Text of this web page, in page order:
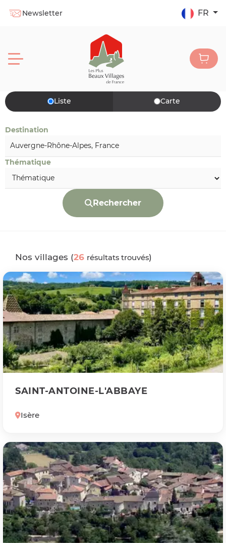
Newsletter FR
Liste Carte
Destination
Thématique
Rechercher
Nos villages (26 résultats trouvés)
SAINT-ANTOINE-L'ABBAYE
Isère